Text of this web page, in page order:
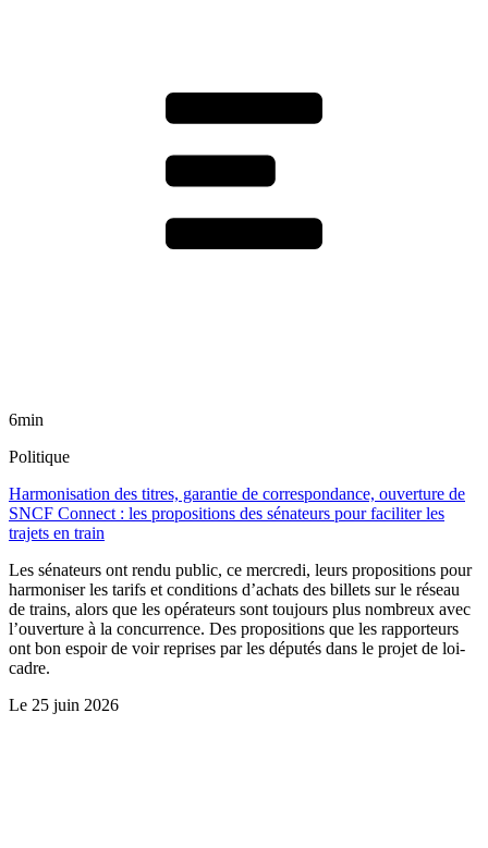
6min
Politique
Harmonisation des titres, garantie de correspondance, ouverture de
SNCF Connect : les propositions des sénateurs pour faciliter les
trajets en train
Les sénateurs ont rendu public, ce mercredi, leurs propositions pour
harmoniser les tarifs et conditions d’achats des billets sur le réseau
de trains, alors que les opérateurs sont toujours plus nombreux avec
l’ouverture à la concurrence. Des propositions que les rapporteurs
ont bon espoir de voir reprises par les députés dans le projet de loi-
cadre.
Le 25 juin 2026